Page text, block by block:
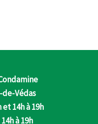
de-Védas
et 14h à 19h
à 19h